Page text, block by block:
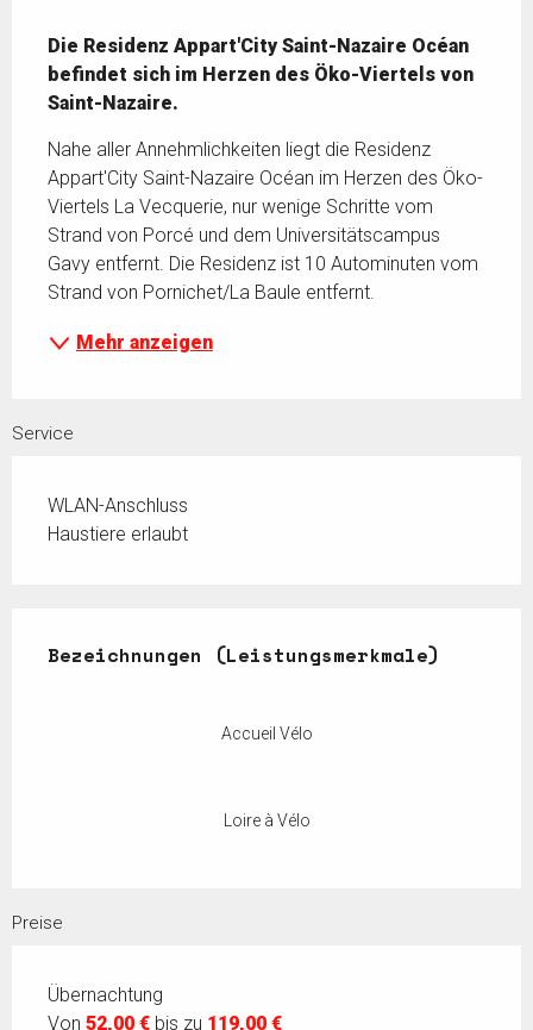
Die Residenz Appart'City Saint-Nazaire Océan
befindet sich im Herzen des Öko-Viertels von
Saint-Nazaire.
Nahe aller Annehmlichkeiten liegt die Residenz
Appart'City Saint-Nazaire Océan im Herzen des Öko-
Viertels La Vecquerie, nur wenige Schritte vom
Strand von Porcé und dem Universitätscampus
Gavy entfernt. Die Residenz ist 10 Autominuten vom
Strand von Pornichet/La Baule entfernt.
Mehr anzeigen
Service
WLAN-Anschluss
Haustiere erlaubt
Bezeichnungen (Leistungsmerkmale)
Bezeichnungen (Leistungsmerkmale)
Accueil Vélo
Loire à Vélo
Preise
Übernachtung
Von 52,00 € bis zu 119,00 €